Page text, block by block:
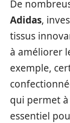
De
Adidas,
tissus
à améliorer
exemple,
qui permet
essentiel